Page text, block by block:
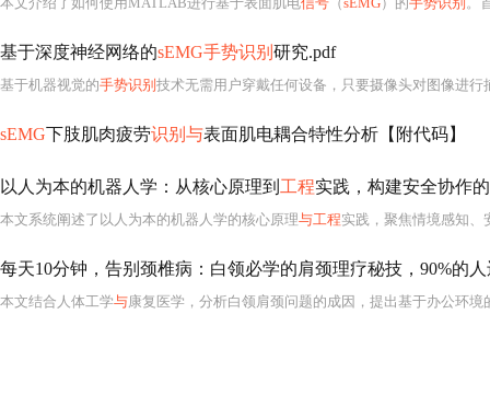
基于深度神经网络的sEMG手势识别 研究.pdf
基于机器视觉的手势识别 技术无需用户穿戴任何设备，只要摄像头对图像进
sEMG下肢肌肉疲劳识别与表面肌电耦合特性分析【附代码】
以人为本的机器人学：从核心原理到 工程实践，构建安全协作
本文系统阐述了以人为本的机器人学的核心原理与工程实践，聚焦情境感知、安全合规交互和自适应学
每天10分钟，告别颈椎病：白领必学的肩颈理疗秘技，90%的
本文结合人体工学与康复医学，分析白领肩颈问题的成因，提出基于办公环境的理疗干预策略。涵盖姿势矫正